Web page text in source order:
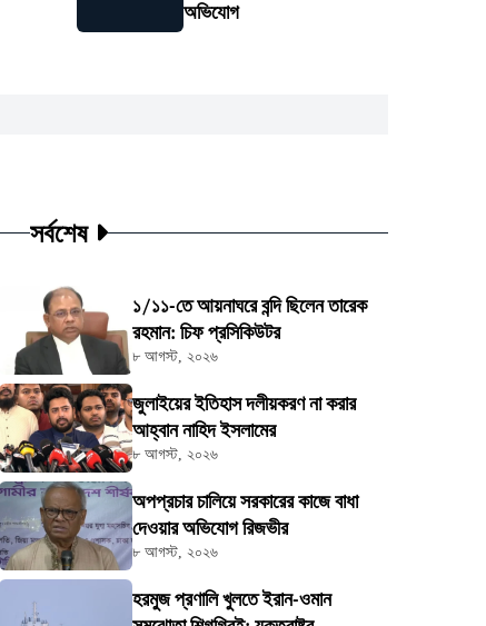
অভিযোগ
সর্বশেষ
১/১১-তে আয়নাঘরে বন্দি ছিলেন তারেক
রহমান: চিফ প্রসিকিউটর
৮ আগস্ট, ২০২৬
জুলাইয়ের ইতিহাস দলীয়করণ না করার
আহ্বান নাহিদ ইসলামের
৮ আগস্ট, ২০২৬
অপপ্রচার চালিয়ে সরকারের কাজে বাধা
দেওয়ার অভিযোগ রিজভীর
৮ আগস্ট, ২০২৬
হরমুজ প্রণালি খুলতে ইরান-ওমান